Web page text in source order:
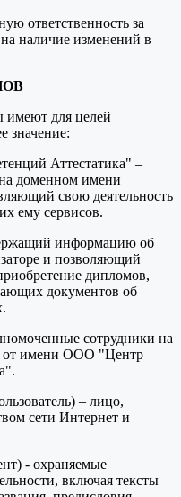
ответственность за
наличие изменений в
имеют для целей
значение:
Аттестатика" –
доменном имени
свою деятельность
ему сервисов.
информацию об
и позволяющий
дипломов,
документов об
сотрудники на
от имени ООО "Центр
– лицо,
сети Интернет и
- охраняемые
включая тексты